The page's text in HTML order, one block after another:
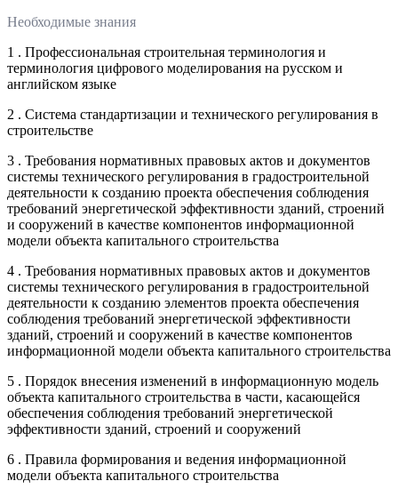
Необходимые знания
1 . Профессиональная строительная терминология и
терминология цифрового моделирования на русском и
английском языке
2 . Система стандартизации и технического регулирования в
строительстве
3 . Требования нормативных правовых актов и документов
системы технического регулирования в градостроительной
деятельности к созданию проекта обеспечения соблюдения
требований энергетической эффективности зданий, строений
и сооружений в качестве компонентов информационной
модели объекта капитального строительства
4 . Требования нормативных правовых актов и документов
системы технического регулирования в градостроительной
деятельности к созданию элементов проекта обеспечения
соблюдения требований энергетической эффективности
зданий, строений и сооружений в качестве компонентов
информационной модели объекта капитального строительства
5 . Порядок внесения изменений в информационную модель
объекта капитального строительства в части, касающейся
обеспечения соблюдения требований энергетической
эффективности зданий, строений и сооружений
6 . Правила формирования и ведения информационной
модели объекта капитального строительства